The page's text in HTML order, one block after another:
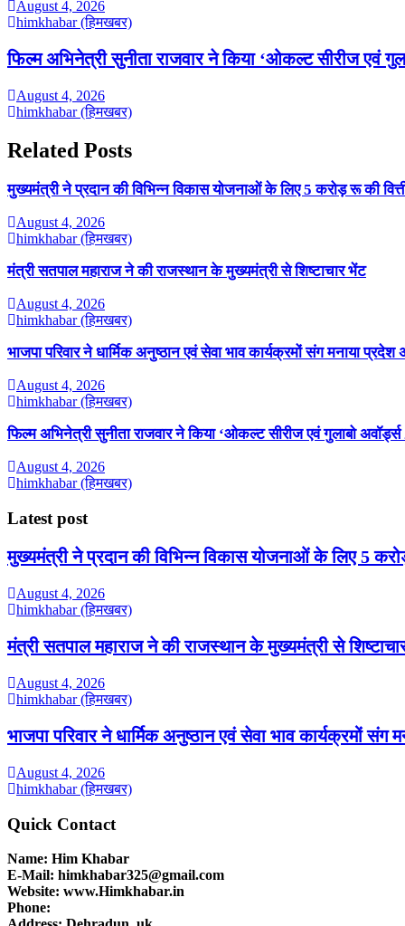
August 4, 2026
himkhabar (हिमखबर)
फिल्म अभिनेत्री सुनीता राजवार ने किया ‘ओकल्ट सीरीज एवं
August 4, 2026
himkhabar (हिमखबर)
Related Posts
मुख्यमंत्री ने प्रदान की विभिन्न विकास योजनाओं के लिए 5 करोड़ रू की
August 4, 2026
himkhabar (हिमखबर)
मंत्री सतपाल महाराज ने की राजस्थान के मुख्यमंत्री से शिष्टाचार भेंट
August 4, 2026
himkhabar (हिमखबर)
भाजपा परिवार ने धार्मिक अनुष्ठान एवं सेवा भाव कार्यक्रमों संग मनाया प्रदेश
August 4, 2026
himkhabar (हिमखबर)
फिल्म अभिनेत्री सुनीता राजवार ने किया ‘ओकल्ट सीरीज एवं गुलाबो
August 4, 2026
himkhabar (हिमखबर)
Latest post
मुख्यमंत्री ने प्रदान की विभिन्न विकास योजनाओं के लिए 5
August 4, 2026
himkhabar (हिमखबर)
मंत्री सतपाल महाराज ने की राजस्थान के मुख्यमंत्री से
August 4, 2026
himkhabar (हिमखबर)
भाजपा परिवार ने धार्मिक अनुष्ठान एवं सेवा भाव कार्यक्रमों संग
August 4, 2026
himkhabar (हिमखबर)
Quick Contact
Name: Him Khabar
E-Mail: himkhabar325@gmail.com
Website: www.Himkhabar.in
Phone: